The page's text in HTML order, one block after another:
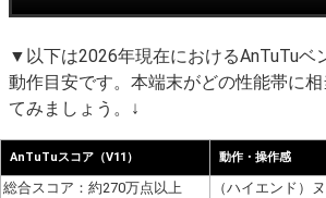
▼以下は2026年現在におけるAnTuTuベ
動作目安です。本端末がどの性能帯に
てみましょう。↓
AnTuTuスコア（V11） 動作・操作感
総合スコア：約270万点以上
（ハイエンド）